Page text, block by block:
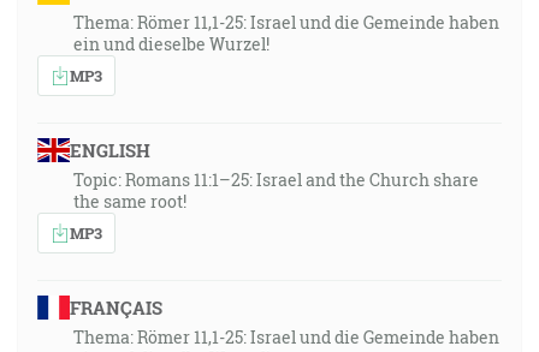
Thema: Römer 11,1-25: Israel und die Gemeinde haben
ein und dieselbe Wurzel!
MP3
ENGLISH
Topic: Romans 11:1–25: Israel and the Church share
the same root!
MP3
FRANÇAIS
Thema: Römer 11,1-25: Israel und die Gemeinde haben